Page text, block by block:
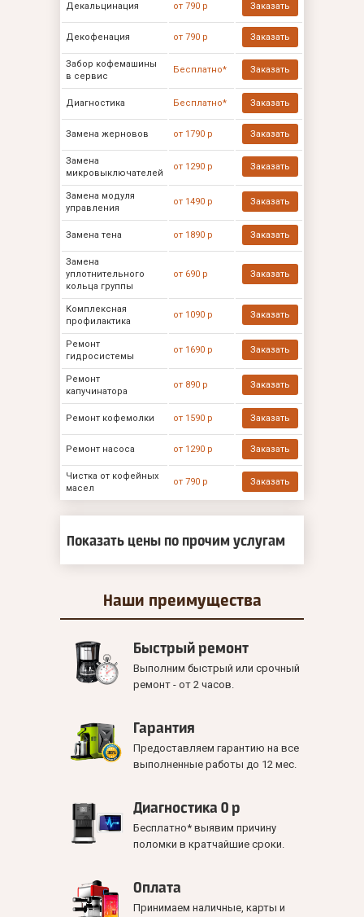
Декальцинация от 790 р Заказать
Декофенация от 790 р Заказать
Забор кофемашины
в сервис
Бесплатно* Заказать
Диагностика Бесплатно* Заказать
Замена жерновов от 1790 р Заказать
Замена
микровыключателей
от 1290 р Заказать
Замена модуля
управления
от 1490 р Заказать
Замена тена от 1890 р Заказать
Замена
уплотнительного
кольца группы
от 690 р Заказать
Комплексная
профилактика
от 1090 р Заказать
Ремонт
гидросистемы
от 1690 р Заказать
Ремонт
капучинатора
от 890 р Заказать
Ремонт кофемолки от 1590 р Заказать
Ремонт насоса от 1290 р Заказать
Чистка от кофейных
масел
от 790 р Заказать
Показать цены по прочим услугам
Наши преимущества
Быстрый ремонт
Выполним быстрый или срочный
ремонт - от 2 часов.
Гарантия
Предоставляем гарантию на все
выполненные работы до 12 мес.
Диагностика 0 р
Бесплатно* выявим причину
поломки в кратчайшие сроки.
Оплата
Принимаем наличные, карты и